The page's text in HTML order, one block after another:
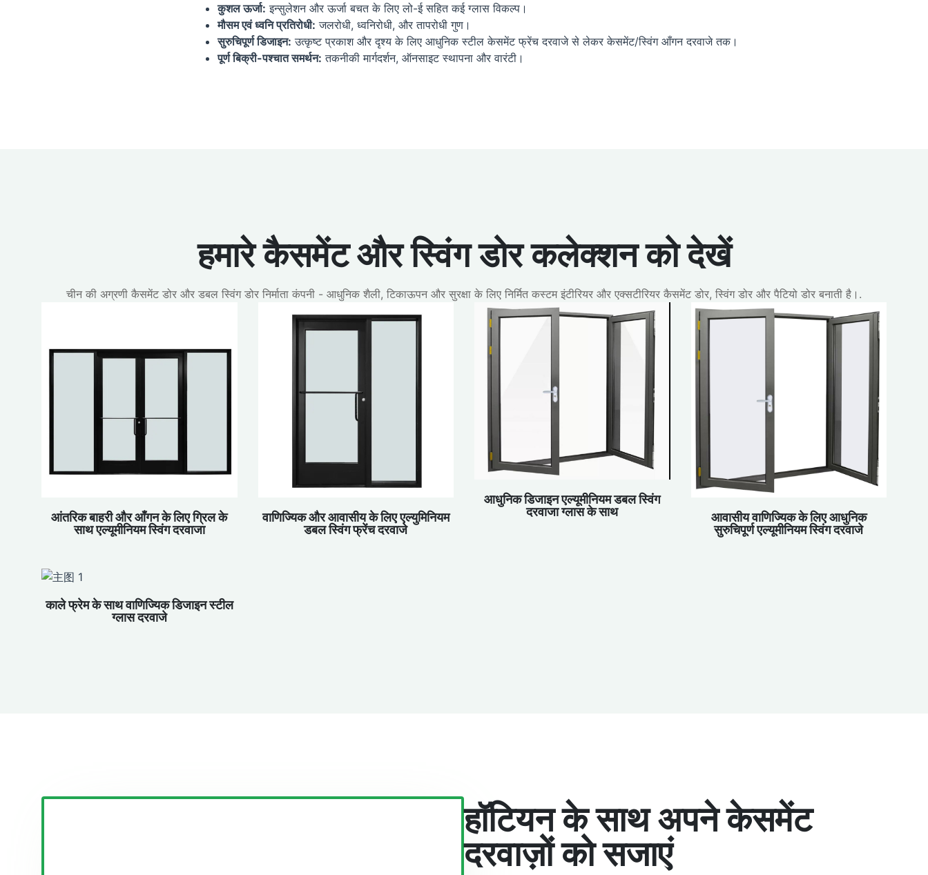
कुशल ऊर्जा: इन्सुलेशन और ऊर्जा बचत के लिए लो-ई सहित कई ग्लास विकल्प।
मौसम एवं ध्वनि प्रतिरोधी: जलरोधी, ध्वनिरोधी, और तापरोधी गुण।
सुरुचिपूर्ण डिजाइन: उत्कृष्ट प्रकाश और दृश्य के लिए आधुनिक स्टील केसमेंट फ्रेंच दरवाजे से लेकर केसमेंट/स्विंग आँगन दरवाजे तक।
पूर्ण बिक्री-पश्चात समर्थन: तकनीकी मार्गदर्शन, ऑनसाइट स्थापना और वारंटी।
हमारे कैसमेंट और स्विंग डोर कलेक्शन को देखें
चीन की अग्रणी कैसमेंट डोर और डबल स्विंग डोर निर्माता कंपनी - आधुनिक शैली, टिकाऊपन और सुरक्षा के लिए निर्मित कस्टम इंटीरियर और एक्सटीरियर कैसमेंट डोर, स्विंग डोर और पैटियो डोर बनाती है।.
आंतरिक बाहरी और आँगन के लिए ग्रिल के
साथ एल्यूमीनियम स्विंग दरवाजा
वाणिज्यिक और आवासीय के लिए एल्युमिनियम
डबल स्विंग फ्रेंच दरवाजे
आधुनिक डिजाइन एल्यूमीनियम डबल स्विंग
दरवाजा ग्लास के साथ
आवासीय वाणिज्यिक के लिए आधुनिक
सुरुचिपूर्ण एल्यूमीनियम स्विंग दरवाजे
काले फ्रेम के साथ वाणिज्यिक डिजाइन स्टील
ग्लास दरवाजे
हॉटियन के साथ अपने केसमेंट
दरवाज़ों को सजाएं